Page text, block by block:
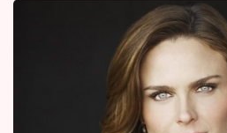
Horoskopy